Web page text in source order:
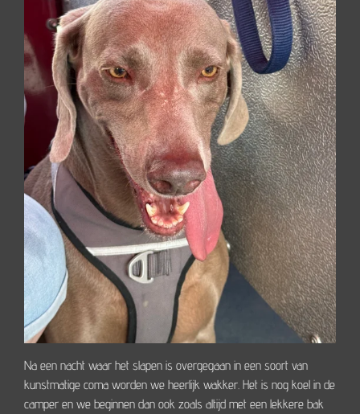
Na een nacht waar het slapen is overgegaan in een soort van
kunstmatige coma worden we heerlijk wakker. Het is nog koel in de
camper en we beginnen dan ook zoals altijd met een lekkere bak